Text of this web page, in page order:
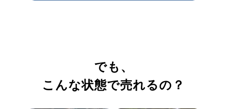
でも、
こんな状態で売れるの？